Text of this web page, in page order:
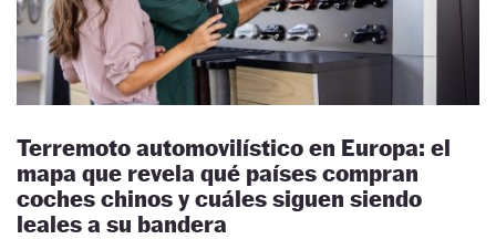
Terremoto automovilístico en Europa: el
mapa que revela qué países compran
coches chinos y cuáles siguen siendo
leales a su bandera